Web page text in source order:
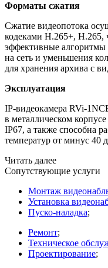
Форматы сжатия
Сжатие видеопотока
кодеками H.265+, H.265,
эффективные алгоритмы
на сеть и уменьшения
для хранения архива с
Эксплуатация
IP-видеокамера RVi-
в металлическом
IP67, а также способна
температур от минус 40
Читать далее
Сопутствующие услуги
Монтаж
Установка
Пуско-наладка;
Ремонт;
Техническое
Проектирование;